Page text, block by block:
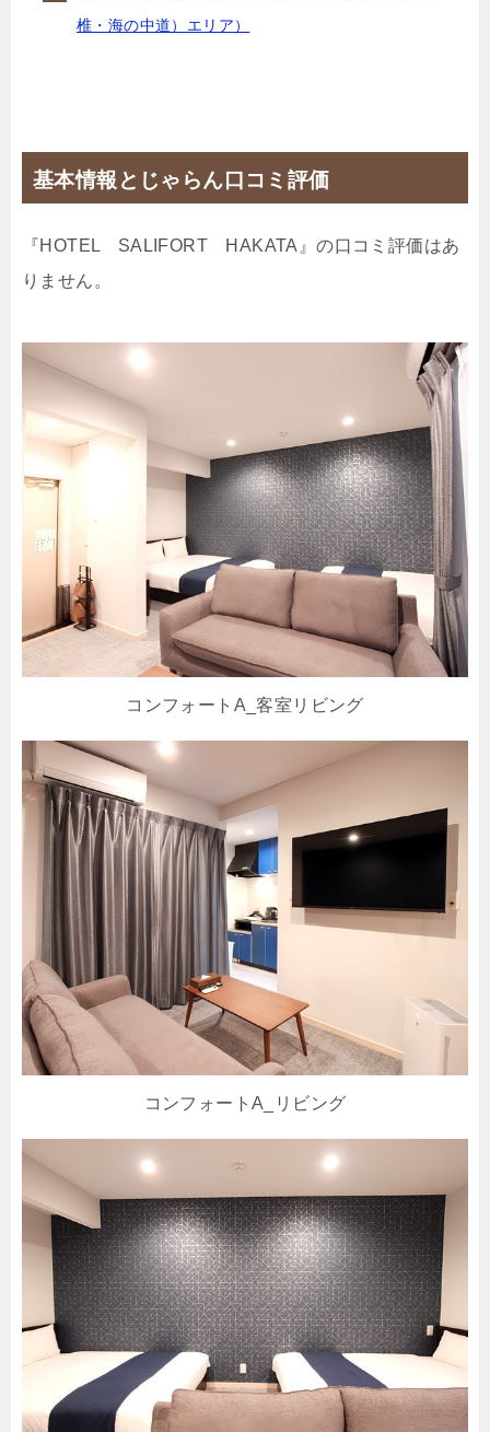
椎・海の中道）エリア）
基本情報とじゃらん口コミ評価
『HOTEL SALIFORT HAKATA』の口コミ評価はあ
りません。
コンフォートA_客室リビング
コンフォートA_リビング